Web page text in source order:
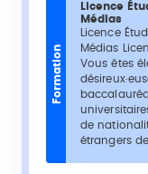
Formation
Licence
Médias
Licence
Médias
Vous êtes
de
étrangers de